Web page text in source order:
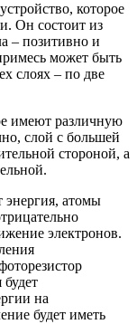
которое
Он состоит из
– позитивно и
может быть
слоях – по две
имеют различную
слой с большей
стороной, а
энергия, атомы
электронов.
на
будет иметь